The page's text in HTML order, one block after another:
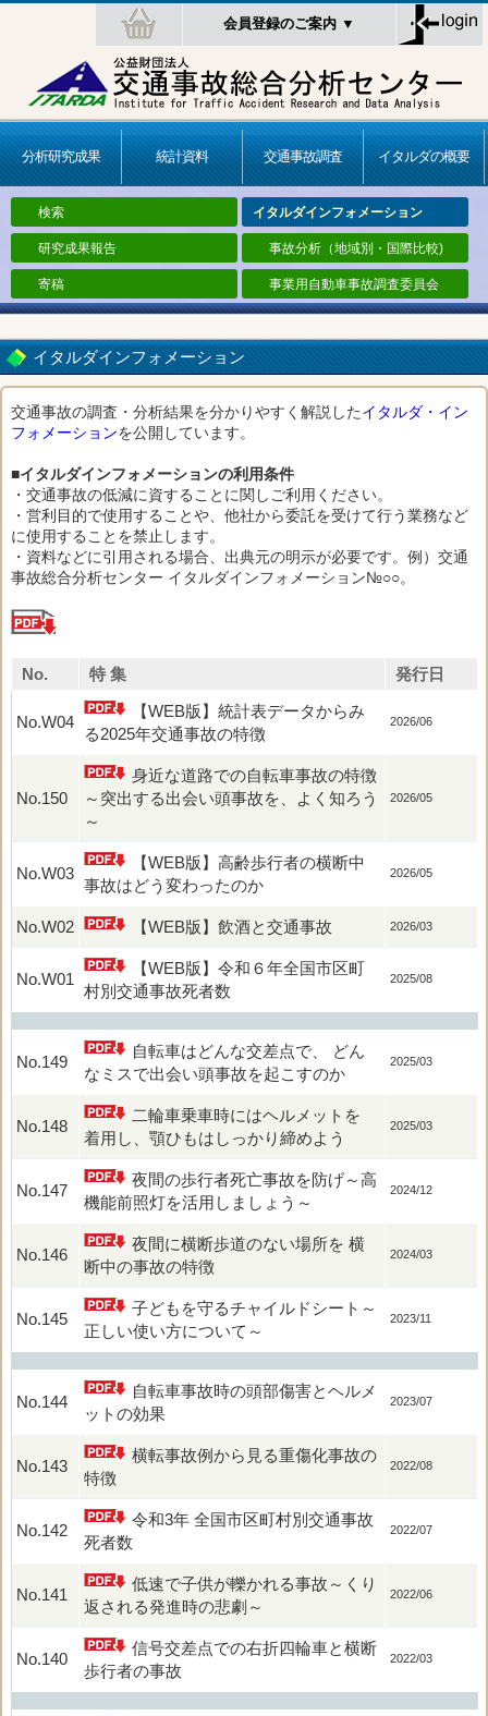
会員登録のご案内 ▼
分析研究成果 統計資料 交通事故調査 イタルダの概要
検索 イタルダインフォメーション
研究成果報告 事故分析（地域別・国際比較)
寄稿 事業用自動車事故調査委員会
イタルダインフォメーション
交通事故の調査・分析結果を分かりやすく解説したイタルダ・イン
フォメーションを公開しています。
■イタルダインフォメーションの利用条件
・交通事故の低減に資することに関しご利用ください。
・営利目的で使用することや、他社から委託を受けて行う業務など
に使用することを禁止します。
・資料などに引用される場合、出典元の明示が必要です。例）交通
事故総合分析センター イタルダインフォメーション№○○。
No. 特 集 発行日
No.W04
【WEB版】統計表データからみ
る2025年交通事故の特徴
2026/06
No.150
身近な道路での自転車事故の特徴
～突出する出会い頭事故を、よく知ろう
～
2026/05
No.W03
【WEB版】高齢歩行者の横断中
事故はどう変わったのか
2026/05
No.W02 【WEB版】飲酒と交通事故 2026/03
No.W01
【WEB版】令和６年全国市区町
村別交通事故死者数
2025/08
No.149
自転車はどんな交差点で、 どん
なミスで出会い頭事故を起こすのか
2025/03
No.148
二輪車乗車時にはヘルメットを
着用し、顎ひもはしっかり締めよう
2025/03
No.147
夜間の歩行者死亡事故を防げ～高
機能前照灯を活用しましょう～
2024/12
No.146
夜間に横断歩道のない場所を 横
断中の事故の特徴
2024/03
No.145
子どもを守るチャイルドシート～
正しい使い方について～
2023/11
No.144
自転車事故時の頭部傷害とヘルメ
ットの効果
2023/07
No.143
横転事故例から見る重傷化事故の
特徴
2022/08
No.142
令和3年 全国市区町村別交通事故
死者数
2022/07
No.141
低速で子供が轢かれる事故～くり
返される発進時の悲劇～
2022/06
No.140
信号交差点での右折四輪車と横断
歩行者の事故
2022/03